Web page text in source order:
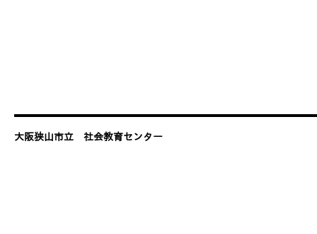
大阪狭山市立 社会教育センター